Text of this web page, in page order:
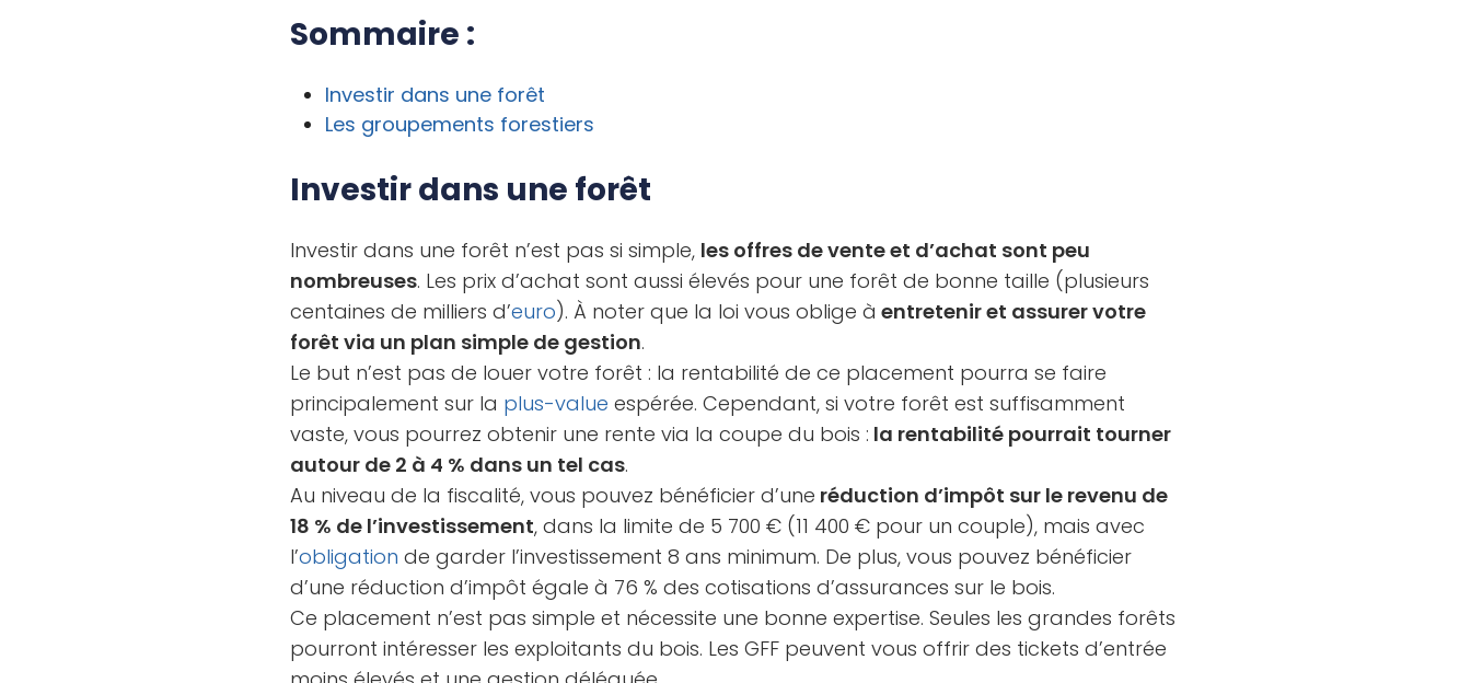
Sommaire :
Investir dans une forêt
Les groupements forestiers
Investir dans une forêt
Investir dans une forêt n’est pas si simple, les offres de vente et d’achat sont peu
nombreuses. Les prix d’achat sont aussi élevés pour une forêt de bonne taille (plusieurs
centaines de milliers d’euro). À noter que la loi vous oblige à entretenir et assurer votre
forêt via un plan simple de gestion.
Le but n’est pas de louer votre forêt : la rentabilité de ce placement pourra se faire
principalement sur la plus-value espérée. Cependant, si votre forêt est suffisamment
vaste, vous pourrez obtenir une rente via la coupe du bois : la rentabilité pourrait tourner
autour de 2 à 4 % dans un tel cas.
Au niveau de la fiscalité, vous pouvez bénéficier d’une réduction d’impôt sur le revenu de
18 % de l’investissement, dans la limite de 5 700 € (11 400 € pour un couple), mais avec
l’obligation de garder l’investissement 8 ans minimum. De plus, vous pouvez bénéficier
d’une réduction d’impôt égale à 76 % des cotisations d’assurances sur le bois.
Ce placement n’est pas simple et nécessite une bonne expertise. Seules les grandes forêts
pourront intéresser les exploitants du bois. Les GFF peuvent vous offrir des tickets d’entrée